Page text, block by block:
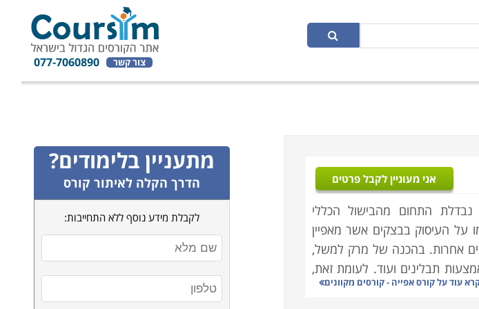
צור קשר 077-7060890
אני מעוניין לקבל פרטים
התחום מהבישול הכללי
על העיסוק בבצקים אשר מאפיין
אחרות. בהכנה של מרק למשל,
תבלינים ועוד. לעומת זאת,
הרי שתהליך האפייה ייכשל,
עוד עלקורס אפייה - קורסים מקוונים
מתעניין בלימודים?
הדרך הקלה לאיתור קורס
לקבלת מידע נוסף ללא התחייבות: